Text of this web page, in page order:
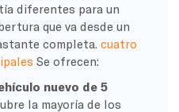
diferentes para un
que va desde un
completa. cuatro
Se ofrecen:
nuevo de 5
la mayoría de los